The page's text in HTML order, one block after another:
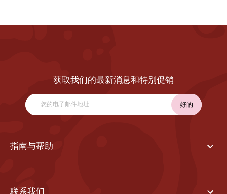
获取我们的最新消息和特别促销
指南与帮助 
联系我们